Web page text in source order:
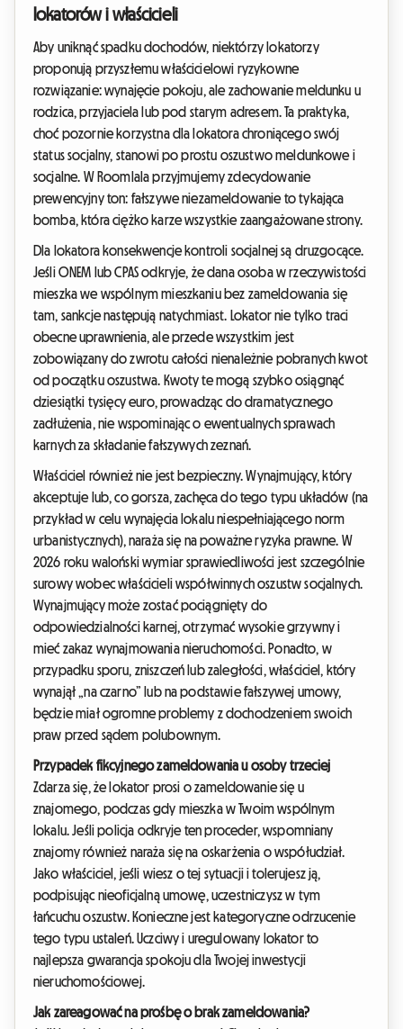
lokatorów i właścicieli
Aby uniknąć spadku dochodów, niektórzy lokatorzy
proponują przyszłemu właścicielowi ryzykowne
rozwiązanie: wynajęcie pokoju, ale zachowanie meldunku u
rodzica, przyjaciela lub pod starym adresem. Ta praktyka,
choć pozornie korzystna dla lokatora chroniącego swój
status socjalny, stanowi po prostu oszustwo meldunkowe i
socjalne. W Roomlala przyjmujemy zdecydowanie
prewencyjny ton: fałszywe niezameldowanie to tykająca
bomba, która ciężko karze wszystkie zaangażowane strony.
Dla lokatora konsekwencje kontroli socjalnej są druzgocące.
Jeśli ONEM lub CPAS odkryje, że dana osoba w rzeczywistości
mieszka we wspólnym mieszkaniu bez zameldowania się
tam, sankcje następują natychmiast. Lokator nie tylko traci
obecne uprawnienia, ale przede wszystkim jest
zobowiązany do zwrotu całości nienależnie pobranych kwot
od początku oszustwa. Kwoty te mogą szybko osiągnąć
dziesiątki tysięcy euro, prowadząc do dramatycznego
zadłużenia, nie wspominając o ewentualnych sprawach
karnych za składanie fałszywych zeznań.
Właściciel również nie jest bezpieczny. Wynajmujący, który
akceptuje lub, co gorsza, zachęca do tego typu układów (na
przykład w celu wynajęcia lokalu niespełniającego norm
urbanistycznych), naraża się na poważne ryzyka prawne. W
2026 roku waloński wymiar sprawiedliwości jest szczególnie
surowy wobec właścicieli współwinnych oszustw socjalnych.
Wynajmujący może zostać pociągnięty do
odpowiedzialności karnej, otrzymać wysokie grzywny i
mieć zakaz wynajmowania nieruchomości. Ponadto, w
przypadku sporu, zniszczeń lub zaległości, właściciel, który
wynajął „na czarno” lub na podstawie fałszywej umowy,
będzie miał ogromne problemy z dochodzeniem swoich
praw przed sądem polubownym.
Przypadek fikcyjnego zameldowania u osoby trzeciej
Zdarza się, że lokator prosi o zameldowanie się u
znajomego, podczas gdy mieszka w Twoim wspólnym
lokalu. Jeśli policja odkryje ten proceder, wspomniany
znajomy również naraża się na oskarżenia o współudział.
Jako właściciel, jeśli wiesz o tej sytuacji i tolerujesz ją,
podpisując nieoficjalną umowę, uczestniczysz w tym
łańcuchu oszustw. Konieczne jest kategoryczne odrzucenie
tego typu ustaleń. Uczciwy i uregulowany lokator to
najlepsza gwarancja spokoju dla Twojej inwestycji
nieruchomościowej.
Jak zareagować na prośbę o brak zameldowania?